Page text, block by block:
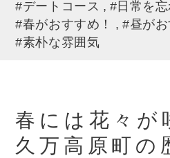
#デートコース
#日常を
#春がおすすめ！
#昼が
#素朴な雰囲気
春には花々が
久万高原町の